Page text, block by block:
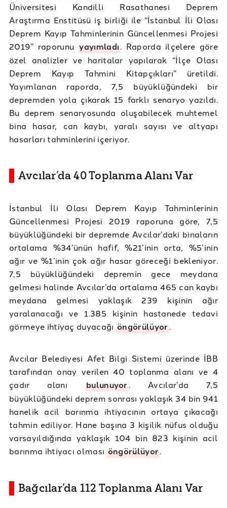
Üniversitesi Kandilli Rasathanesi Deprem
Araştırma Enstitüsü iş birliği ile “İstanbul İli Olası
Deprem Kayıp Tahminlerinin Güncellenmesi Projesi
2019” raporunuyayımladı. Raporda ilçelere göre
özel analizler ve haritalar yapılarak “İlçe Olası
Deprem Kayıp Tahmini Kitapçıkları” üretildi.
Yayımlanan raporda, 7,5 büyüklüğündeki bir
depremden yola çıkarak 15 farklı senaryo yazıldı.
Bu deprem senaryosunda oluşabilecek muhtemel
bina hasar, can kaybı, yaralı sayısı ve altyapı
hasarları tahminlerini içeriyor.
Avcılar’da 40 Toplanma Alanı Var
İstanbul İli Olası Deprem Kayıp Tahminlerinin
Güncellenmesi Projesi 2019 raporuna göre, 7,5
büyüklüğündeki bir depremde Avcılar’daki binaların
ortalama %34’ünün hafif, %21’inin orta, %5’inin
ağır ve %1’inin çok ağır hasar göreceği bekleniyor.
7,5 büyüklüğündeki depremin gece meydana
gelmesi halinde Avcılar’da ortalama 465 can kaybı
meydana gelmesi yaklaşık 239 kişinin ağır
yaralanacağı ve 1.385 kişinin hastanede tedavi
görmeye ihtiyaç duyacağıöngörülüyor.
Avcılar Belediyesi Afet Bilgi Sistemi üzerinde İBB
tarafından onay verilen 40 toplanma alanı ve 4
çadır alanı bulunuyor. Avcılar’da 7,5
büyüklüğündeki deprem sonrası yaklaşık 34 bin 941
hanelik acil barınma ihtiyacının ortaya çıkacağı
tahmin ediliyor. Hane başına 3 kişilik nüfus olduğu
varsayıldığında yaklaşık 104 bin 823 kişinin acil
barınma ihtiyacı olması öngörülüyor.
Bağcılar’da 112 Toplanma Alanı Var